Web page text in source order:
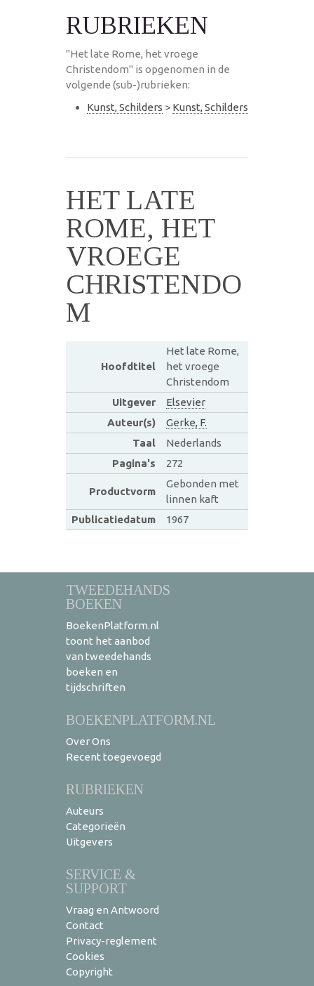
RUBRIEKEN
"Het late Rome, het vroege
Christendom" is opgenomen in de
volgende (sub-)rubrieken:
Kunst, Schilders > Kunst, Schilders
HET LATE
ROME, HET
VROEGE
CHRISTENDO
M
Hoofdtitel
Het late Rome,
het vroege
Christendom
Uitgever
Elsevier
Auteur(s)
Gerke, F.
Taal
Nederlands
Pagina's
272
Productvorm
Gebonden met
linnen kaft
Publicatiedatum
1967
TWEEDEHANDS
BOEKEN
BoekenPlatform.nl
toont het aanbod
van tweedehands
boeken en
tijdschriften
BOEKENPLATFORM.NL
Over Ons
Recent toegevoegd
RUBRIEKEN
Auteurs
Categorieën
Uitgevers
SERVICE &
SUPPORT
Vraag en Antwoord
Contact
Privacy-reglement
Cookies
Copyright